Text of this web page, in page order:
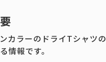
カラーのドライTシャツの
情報です。